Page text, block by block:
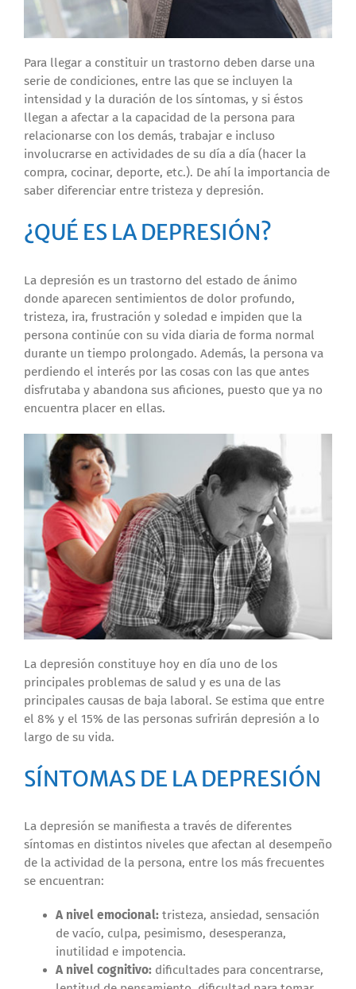
Para llegar a constituir un trastorno deben darse una
serie de condiciones, entre las que se incluyen la
intensidad y la duración de los síntomas, y si éstos
llegan a afectar a la capacidad de la persona para
relacionarse con los demás, trabajar e incluso
involucrarse en actividades de su día a día (hacer la
compra, cocinar, deporte, etc.). De ahí la importancia de
saber diferenciar entre tristeza y depresión.
¿QUÉ ES LA DEPRESIÓN?
La depresión es un trastorno del estado de ánimo
donde aparecen sentimientos de dolor profundo,
tristeza, ira, frustración y soledad e impiden que la
persona continúe con su vida diaria de forma normal
durante un tiempo prolongado. Además, la persona va
perdiendo el interés por las cosas con las que antes
disfrutaba y abandona sus aficiones, puesto que ya no
encuentra placer en ellas.
La depresión constituye hoy en día uno de los
principales problemas de salud y es una de las
principales causas de baja laboral. Se estima que entre
el 8% y el 15% de las personas sufrirán depresión a lo
largo de su vida.
SÍNTOMAS DE LA DEPRESIÓN
La depresión se manifiesta a través de diferentes
síntomas en distintos niveles que afectan al desempeño
de la actividad de la persona, entre los más frecuentes
se encuentran:
A nivel emocional: tristeza, ansiedad, sensación
de vacío, culpa, pesimismo, desesperanza,
inutilidad e impotencia.
A nivel cognitivo: dificultades para concentrarse,